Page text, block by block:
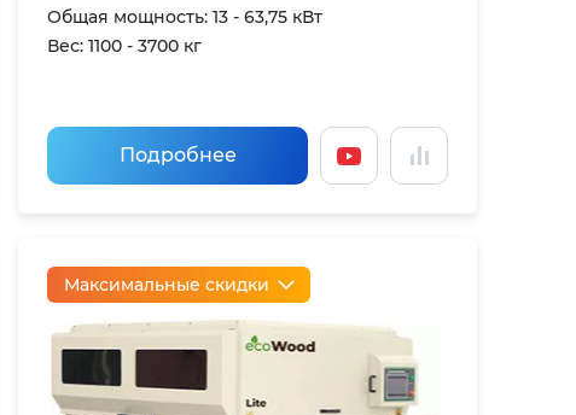
Общая мощность: 13 - 63,75 кВт
Вес: 1100 - 3700 кг
Подробнее
Максимальные скидки